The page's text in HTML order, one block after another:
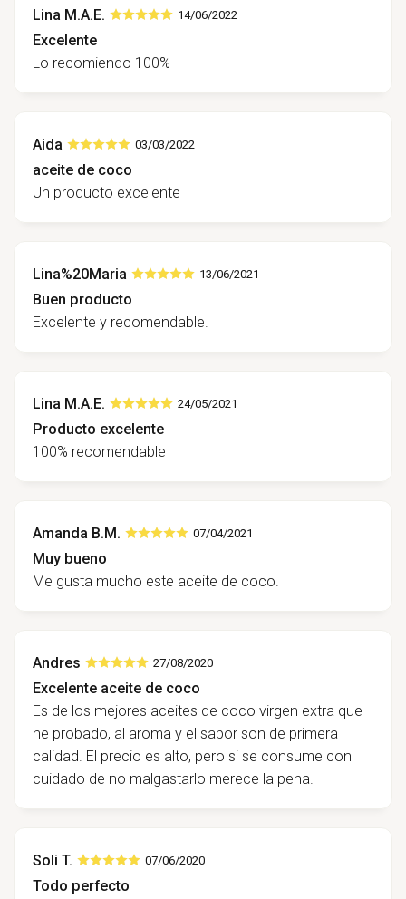
Lina M.A.E. 14/06/2022
Excelente
Lo recomiendo 100%
Aida 03/03/2022
aceite de coco
Un producto excelente
Lina%20Maria 13/06/2021
Buen producto
Excelente y recomendable.
Lina M.A.E. 24/05/2021
Producto excelente
100% recomendable
Amanda B.M. 07/04/2021
Muy bueno
Me gusta mucho este aceite de coco.
Andres 27/08/2020
Excelente aceite de coco
Es de los mejores aceites de coco virgen extra que
he probado, al aroma y el sabor son de primera
calidad. El precio es alto, pero si se consume con
cuidado de no malgastarlo merece la pena.
Soli T. 07/06/2020
Todo perfecto